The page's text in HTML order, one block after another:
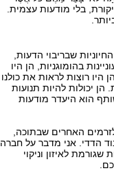
בלי מודעות עצמית.
שבריבוי הדעות,
בהומוגניות, הן היו
היו רוצות לראות את כולנו
הן יכולות להיות תנועות
הוא היעדר מודעות
האחרים שבתוכה,
הדדי. אני מדבר על חברה
לאיזון וניקוי